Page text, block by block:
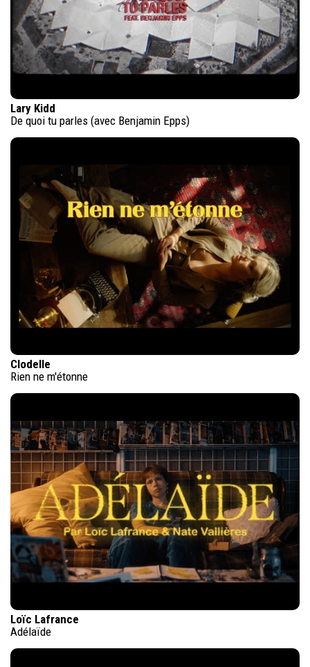
Lary Kidd
De quoi tu parles (avec Benjamin Epps)
Clodelle
Rien ne m'étonne
Loïc Lafrance
Adélaïde